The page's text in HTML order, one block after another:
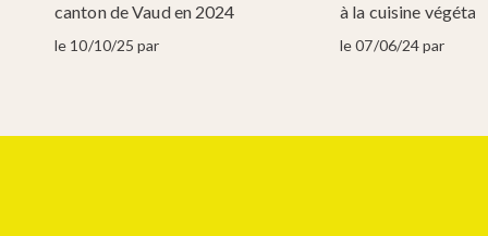
canton de Vaud en 2024
le 10/10/25 par
à la cuisine
le 07/06/24 par